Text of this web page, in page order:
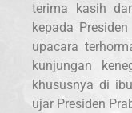
terima kasih
kepada
upacara
kunjungan
khususnya di
ujar Presiden